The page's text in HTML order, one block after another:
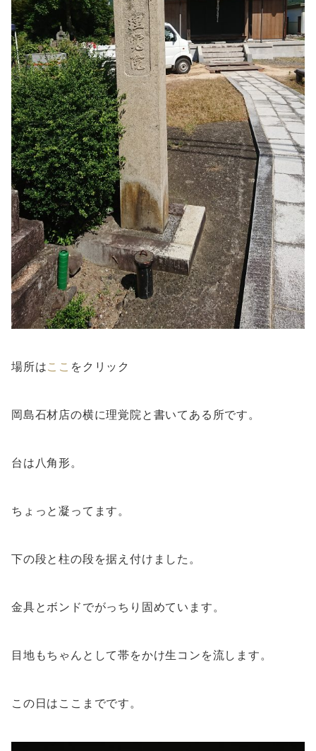
場所はここ をクリック
岡島石材店の横に理覚院と書いてある所です。
台は八角形。
ちょっと凝ってます。
下の段と柱の段を据え付けました。
金具とボンドでがっちり固めています。
目地もちゃんとして帯をかけ生コンを流します。
この日はここまでです。